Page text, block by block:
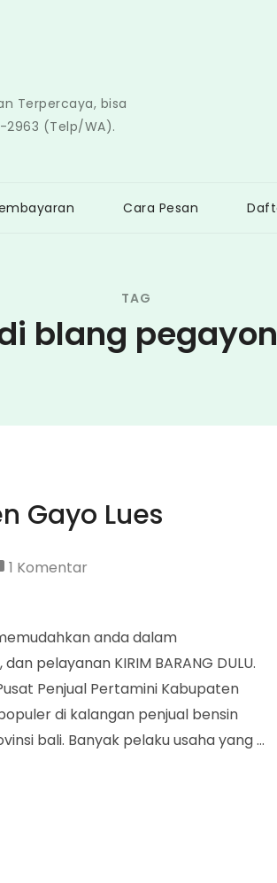
Terpercaya, bisa
2963 (Telp/WA).
Cara Pesan
TAG
blang
Gayo Lues
1 Komentarpada
Kabupaten
Gayo
Lues
anda dalam
pelayanan KIRIM BARANG DULU.
Penjual Pertamini Kabupaten
di kalangan penjual bensin
bali. Banyak pelaku usaha yang …